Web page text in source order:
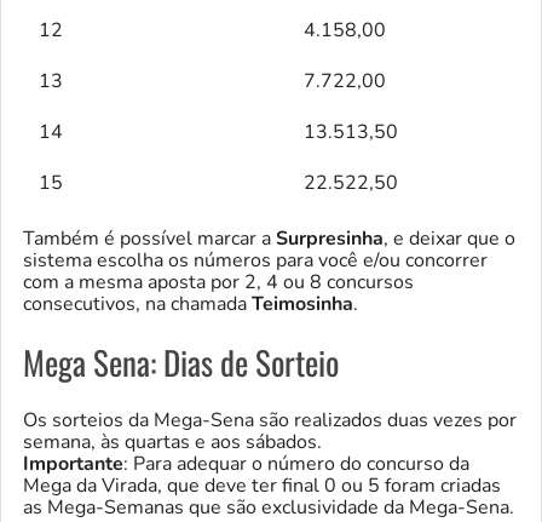
12
4.158,00
13
7.722,00
14
13.513,50
15
22.522,50
Também é possível marcar aSurpresinha, e deixar que o
sistema escolha os números para você e/ou concorrer
com a mesma aposta por 2, 4 ou 8 concursos
consecutivos, na chamadaTeimosinha.
Mega Sena: Dias de Sorteio
Os sorteios da Mega-Sena são realizados duas vezes por
semana, às quartas e aos sábados.
Importante: Para adequar o número do concurso da
Mega da Virada, que deve ter final 0 ou 5 foram criadas
as Mega-Semanas que são exclusividade da Mega-Sena.